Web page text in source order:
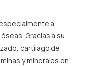
a
Gracias a su
cartílago de
y minerales en